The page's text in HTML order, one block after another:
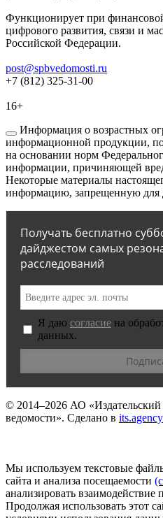
Функционирует при
цифрового развития, связи и
Российской Федерации.
post@spbvedomosti.ru
+7 (812) 325-31-00
16+
Информация о возрастных
информационной продукции,
на основании норм
информации, причиняющей
Некоторые материалы
информацию, запрещенную для
Получать бесплатно
дайджестом самых
расследований
Я даю согласие на
данных.
© 2014–2026 АО
ведомости». Сделано в its.agency
Мы используем текстовые
сайта и анализа посещаемости
анализировать взаимодействие
Продолжая использовать этот